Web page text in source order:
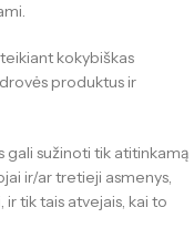
kokybiškas
produktus ir
sužinoti tik atitinkamą
ir/ar tretieji asmenys,
tik tais atvejais, kai to